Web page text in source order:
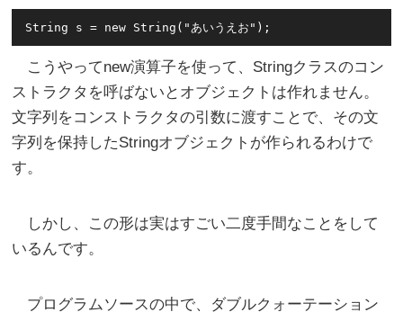
こうやってnew演算子を使って、Stringクラスのコン
ストラクタを呼ばないとオブジェクトは作れません。
文字列をコンストラクタの引数に渡すことで、その文
字列を保持したStringオブジェクトが作られるわけで
す。
しかし、この形は実はすごい二度手間なことをして
いるんです。
プログラムソースの中で、ダブルクォーテーション